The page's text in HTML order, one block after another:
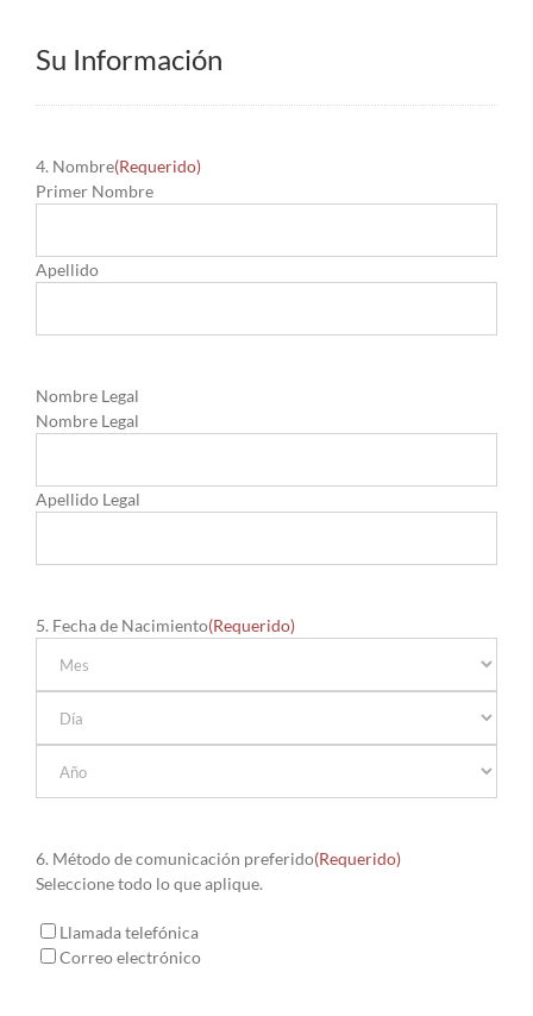
Su Información
4. Nombre(Requerido)
Primer Nombre
Apellido
Nombre Legal
Nombre Legal
Apellido Legal
5. Fecha de Nacimiento(Requerido)
6. Método de comunicación preferido(Requerido)
Seleccione todo lo que aplique.
Llamada telefónica
Correo electrónico